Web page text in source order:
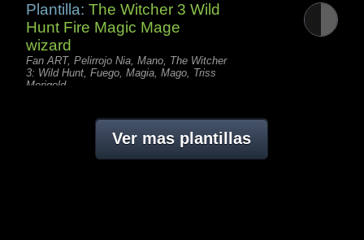
Plantilla:The Witcher 3 Wild
Hunt Fire Magic Mage
wizard
Fan ART, Pelirrojo Nia, Mano, The Witcher
3: Wild Hunt, Fuego, Magia, Mago, Triss
Merigold
Ver mas plantillas